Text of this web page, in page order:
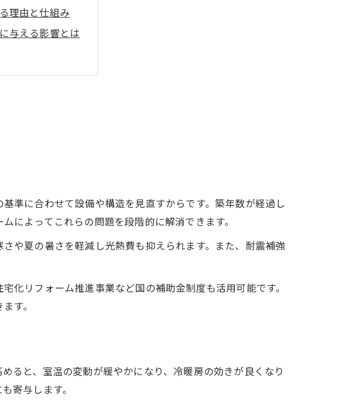
理由と仕組み
与える影響とは
ない選び方
ームの実践法
快適生活
の価値
用方法
現
な理由
目安
ム戦略
フォーム
断基準
準に合わせて設備や構造を見直すからです。築年数が経過し
によってこれらの問題を段階的に解消できます。
や夏の暑さを軽減し光熱費も抑えられます。また、耐震補強
化リフォーム推進事業など国の補助金制度も活用可能です。
す。
ると、室温の変動が緩やかになり、冷暖房の効きが良くなり
寄与します。